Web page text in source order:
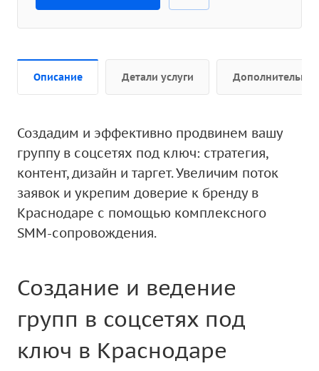
Описание Детали услуги Дополнительно
Создадим и эффективно продвинем вашу
группу в соцсетях под ключ: стратегия,
контент, дизайн и таргет. Увеличим поток
заявок и укрепим доверие к бренду в
Краснодаре с помощью комплексного
SMM-сопровождения.
Создание и ведение
групп в соцсетях под
ключ в Краснодаре